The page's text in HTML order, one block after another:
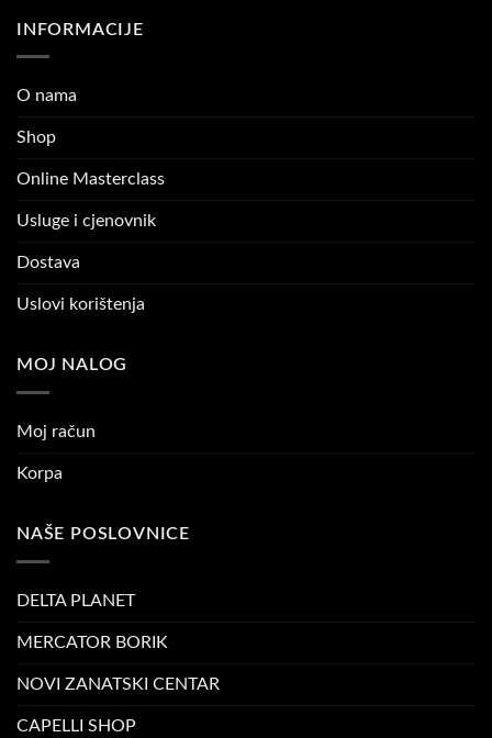
INFORMACIJE
O nama
Shop
Online Masterclass
Usluge i cjenovnik
Dostava
Uslovi korištenja
MOJ NALOG
Moj račun
Korpa
NAŠE POSLOVNICE
DELTA PLANET
MERCATOR BORIK
NOVI ZANATSKI CENTAR
CAPELLI SHOP